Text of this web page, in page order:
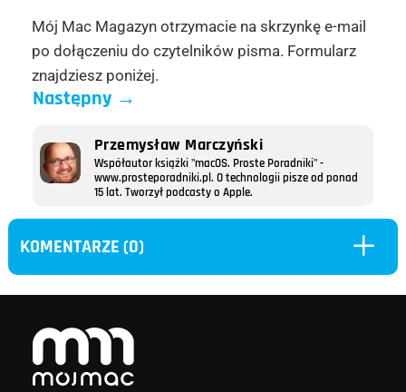
Mój Mac Magazyn otrzymacie na skrzynkę e-mail
po dołączeniu do czytelników pisma. Formularz
znajdziesz poniżej.
Następny→
Przemysław Marczyński
Współautor książki "macOS. Proste Poradniki" -
www.prosteporadniki.pl. O technologii pisze od ponad
15 lat. Tworzył podcasty o Apple.
KOMENTARZE (0) L